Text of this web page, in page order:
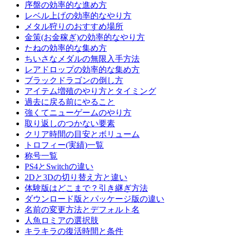
序盤の効率的な進め方
レベル上げの効率的なやり方
メタル狩りのおすすめ場所
金策(お金稼ぎ)の効率的なやり方
たねの効率的な集め方
ちいさなメダルの無限入手方法
レアドロップの効率的な集め方
ブラックドラゴンの倒し方
アイテム増殖のやり方とタイミング
過去に戻る前にやること
強くてニューゲームのやり方
取り返しのつかない要素
クリア時間の目安とボリューム
トロフィー(実績)一覧
称号一覧
PS4とSwitchの違い
2Dと3Dの切り替え方と違い
体験版はどこまで？引き継ぎ方法
ダウンロード版とパッケージ版の違い
名前の変更方法とデフォルト名
人魚ロミアの選択肢
キラキラの復活時間と条件